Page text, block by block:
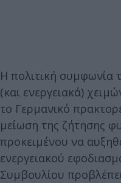
Η πολιτική συμφωνία
(και ενεργειακά)
το Γερμανικό
μείωση της ζήτησης
προκειμένου να
ενεργειακού
Συμβουλίου